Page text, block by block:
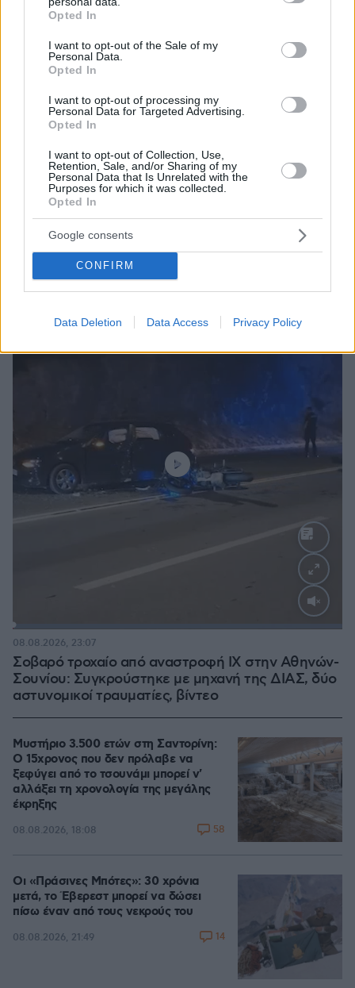
grant or deny consent to Google and its third-party tags to
use your data for below specified purposes in below Google
consent section.
Opted In
I want to opt-out of the Sale of my
Personal Data.
Opted In
I want to opt-out of processing my
Personal Data for Targeted Advertising.
Opted In
I want to opt-out of Collection, Use,
Retention, Sale, and/or Sharing of my
Personal Data that Is Unrelated with the
Purposes for which it was collected.
Opted In
Google consents
CONFIRM
Data Deletion Data Access Privacy Policy
Εγκαταλείπει το κόμμα Καρυστιανού και ο
επιχειρηματίας Νίκος Μπρουτζάκης: Καταγγέλλει
κλειστή κάστα, «λένε προδότες και πληρωμένους
όσους αποχωρούν»
08.08.2026, 18:48
Σοβαρό τροχαίο από αναστροφή ΙΧ στην Αθηνών-
Σουνίου: Συγκρούστηκε με μηχανή της ΔΙΑΣ, δύο
αστυνομικοί τραυματίες, βίντεο
08.08.2026, 23:07
Μυστήριο 3.500 ετών στη Σαντορίνη:
Ο 15χρονος που δεν πρόλαβε να
ξεφύγει από το τσουνάμι μπορεί ν'
αλλάξει τη χρονολογία της μεγάλης
έκρηξης
08.08.2026, 18:08 58
Οι «Πράσινες Μπότες»: 30 χρόνια
μετά, το Έβερεστ μπορεί να δώσει
πίσω έναν από τους νεκρούς του
08.08.2026, 21:49 14